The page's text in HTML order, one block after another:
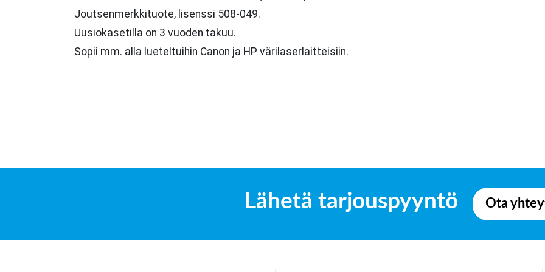
Joutsenmerkkituote, lisenssi 508-049.
Uusiokasetilla on 3 vuoden takuu.
Sopii mm. alla lueteltuihin Canon ja HP värilaserlaitteisiin.
Lähetä tarjouspyyntö Ota